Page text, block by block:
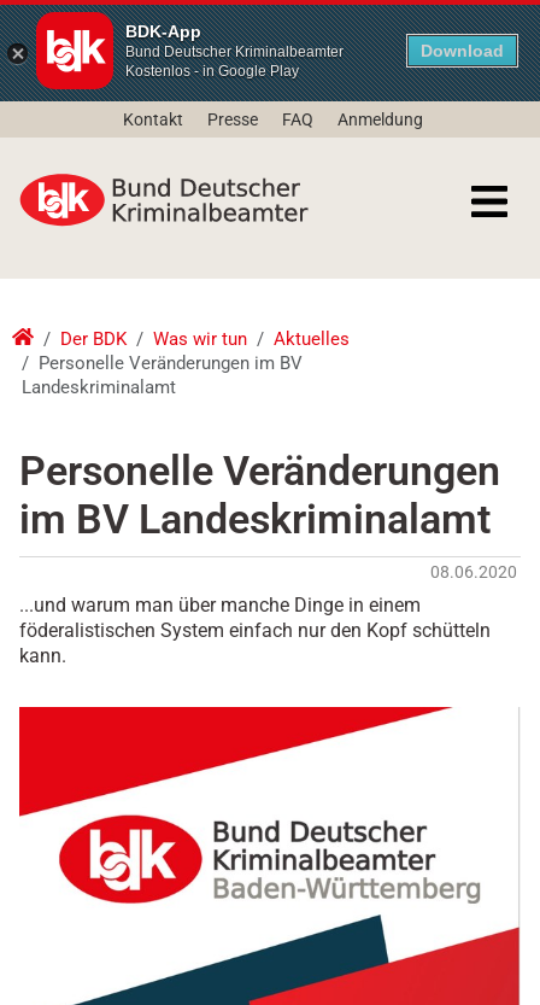
BDK-App
Bund Deutscher Kriminalbeamter
Kostenlos - in Google Play
Download
Kontakt Presse FAQ Anmeldung
Der BDK Was wir tun
Aktuelles
Personelle Veränderungen im BV
Landeskriminalamt
Personelle Veränderungen
im BV Landeskriminalamt
08.06.2020
...und warum man über manche Dinge in einem
föderalistischen System einfach nur den Kopf schütteln
kann.